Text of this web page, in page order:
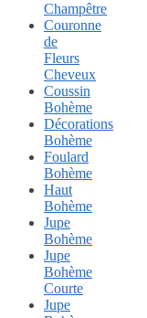
Champêtre
Couronne
de
Fleurs
Cheveux
Coussin
Bohème
Décorations
Bohème
Foulard
Bohème
Haut
Bohème
Jupe
Bohème
Jupe
Bohème
Courte
Jupe